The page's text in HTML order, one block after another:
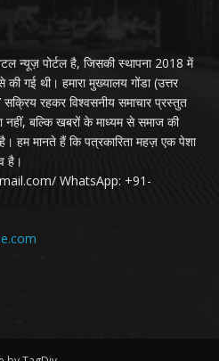
न्यूज़ पोर्टल है, जिसकी स्थापना 2018 में
गई थी। हमारा मुख्यालय गोंडा (उत्तर
रहकर विश्वसनीय समाचार प्रस्तुत
नहीं, बल्कि खबरों के माध्यम से समाज की
हम मानते हैं कि पत्रकारिता महज़ एक पेशा
है।
WhatsApp: +91-